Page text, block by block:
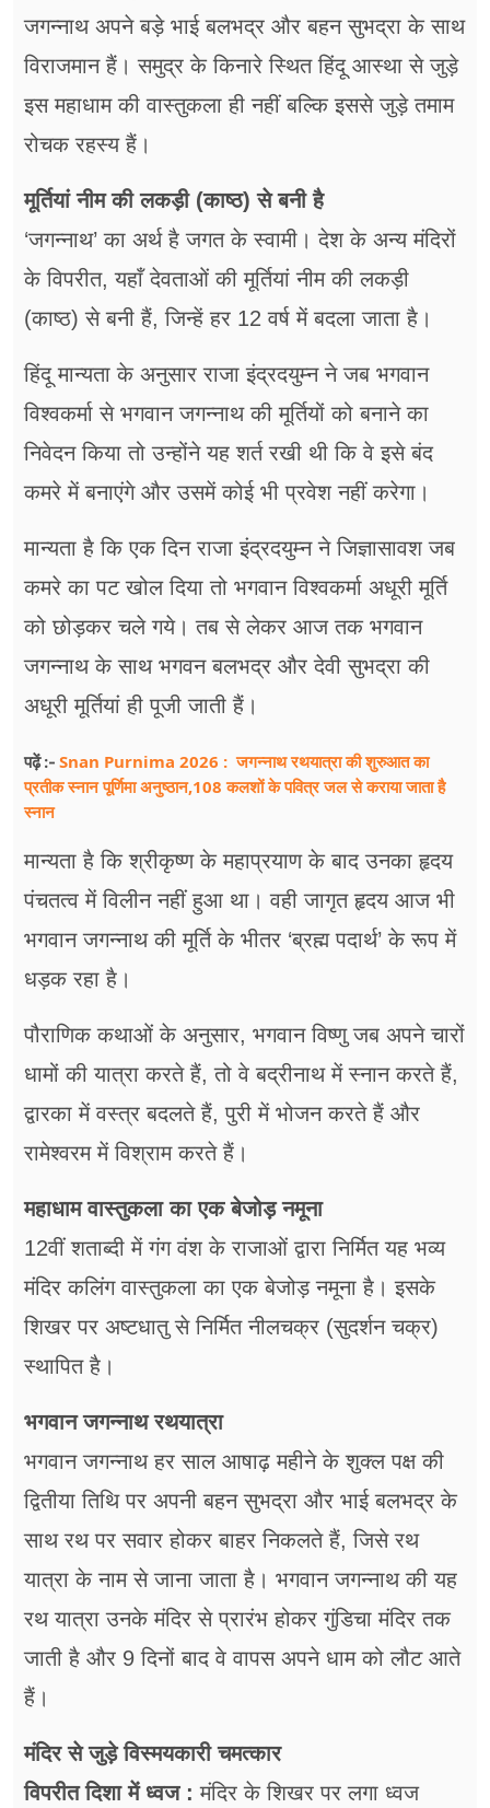
जगन्नाथ अपने बड़े भाई बलभद्र और बहन सुभद्रा के साथ
विराजमान हैं। समुद्र के किनारे स्थित हिंदू आस्था से जुड़े
इस महाधाम की वास्तुकला ही नहीं बल्कि इससे जुड़े तमाम
रोचक रहस्य हैं।
मूर्तियां नीम की लकड़ी (काष्ठ) से बनी है
‘जगन्नाथ’ का अर्थ है जगत के स्वामी। देश के अन्य मंदिरों
के विपरीत, यहाँ देवताओं की मूर्तियां नीम की लकड़ी
(काष्ठ) से बनी हैं, जिन्हें हर 12 वर्ष में बदला जाता है।
हिंदू मान्यता के अनुसार राजा इंद्रदयुम्न ने जब भगवान
विश्वकर्मा से भगवान जगन्नाथ की मूर्तियों को बनाने का
निवेदन किया तो उन्होंने यह शर्त रखी थी कि वे इसे बंद
कमरे में बनाएंगे और उसमें कोई भी प्रवेश नहीं करेगा।
मान्यता है कि एक दिन राजा इंद्रदयुम्न ने जिज्ञासावश जब
कमरे का पट खोल दिया तो भगवान विश्वकर्मा अधूरी मूर्ति
को छोड़कर चले गये। तब से लेकर आज तक भगवान
जगन्नाथ के साथ भगवन बलभद्र और देवी सुभद्रा की
अधूरी मूर्तियां ही पूजी जाती हैं।
पढ़ें :- Snan Purnima 2026 : जगन्नाथ रथयात्रा की शुरुआत का
प्रतीक स्नान पूर्णिमा अनुष्ठान,108 कलशों के पवित्र जल से कराया जाता है
स्नान
मान्यता है कि श्रीकृष्ण के महाप्रयाण के बाद उनका हृदय
पंचतत्व में विलीन नहीं हुआ था। वही जागृत हृदय आज भी
भगवान जगन्नाथ की मूर्ति के भीतर ‘ब्रह्म पदार्थ’ के रूप में
धड़क रहा है।
पौराणिक कथाओं के अनुसार, भगवान विष्णु जब अपने चारों
धामों की यात्रा करते हैं, तो वे बद्रीनाथ में स्नान करते हैं,
द्वारका में वस्त्र बदलते हैं, पुरी में भोजन करते हैं और
रामेश्वरम में विश्राम करते हैं।
महाधाम वास्तुकला का एक बेजोड़ नमूना
12वीं शताब्दी में गंग वंश के राजाओं द्वारा निर्मित यह भव्य
मंदिर कलिंग वास्तुकला का एक बेजोड़ नमूना है। इसके
शिखर पर अष्टधातु से निर्मित नीलचक्र (सुदर्शन चक्र)
स्थापित है।
भगवान जगन्नाथ रथयात्रा
भगवान जगन्नाथ हर साल आषाढ़ महीने के शुक्ल पक्ष की
द्वितीया तिथि पर अपनी बहन सुभद्रा और भाई बलभद्र के
साथ रथ पर सवार होकर बाहर निकलते हैं, जिसे रथ
यात्रा के नाम से जाना जाता है। भगवान जगन्नाथ की यह
रथ यात्रा उनके मंदिर से प्रारंभ होकर गुंडिचा मंदिर तक
जाती है और 9 दिनों बाद वे वापस अपने धाम को लौट आते
हैं।
मंदिर से जुड़े विस्मयकारी चमत्कार
विपरीत दिशा में ध्वज : मंदिर के शिखर पर लगा ध्वज